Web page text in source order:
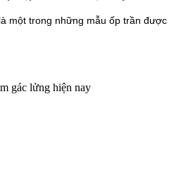
một trong những mẫu ốp trần được